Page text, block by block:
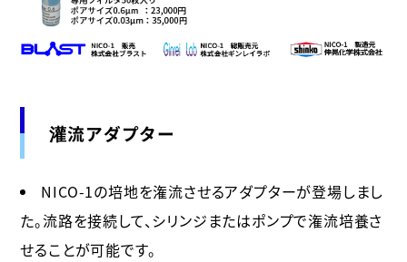
灌流アダプター
NICO-1の培地を潅流させるアダプターが登場しまし
た。流路を接続して、シリンジまたはポンプで潅流培養さ
せることが可能です。